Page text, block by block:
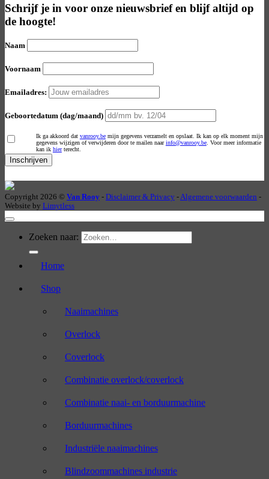
Schrijf je in voor onze nieuwsbrief en blijf altijd op
de hoogte!
Naam
Voornaam
Emailadres:
Geboortedatum (dag/maand)
Ik ga akkoord dat vanrooy.bemijn gegevens verzamelt en opslaat. Ik kan op elk moment mijn
gegevens wijzigen of verwijderen door te mailen naarinfo@vanrooy.be. Voor meer informatie
kan ik hierterecht.
Copyright 2026 © Van Rooy - Disclaimer & Privacy -Algemene voorwaarden -
Website by Limytless
Zoeken naar:
Home
Shop
Naaimachines
Overlock
Coverlock
Combinatie overlock/coverlock
Combinatie naai- en borduurmachine
Borduurmachines
Industriële naaimachines
Blindzoommachines industrie